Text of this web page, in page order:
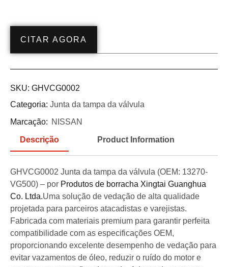
CITAR AGORA
SKU: GHVCG0002
Categoria: Junta da tampa da válvula
Marcação: NISSAN
Descrição Product Information
GHVCG0002 Junta da tampa da válvula (OEM: 13270-
VG500) – por Produtos de borracha Xingtai Guanghua
Co. Ltda.Uma solução de vedação de alta qualidade
projetada para parceiros atacadistas e varejistas.
Fabricada com materiais premium para garantir perfeita
compatibilidade com as especificações OEM,
proporcionando excelente desempenho de vedação para
evitar vazamentos de óleo, reduzir o ruído do motor e